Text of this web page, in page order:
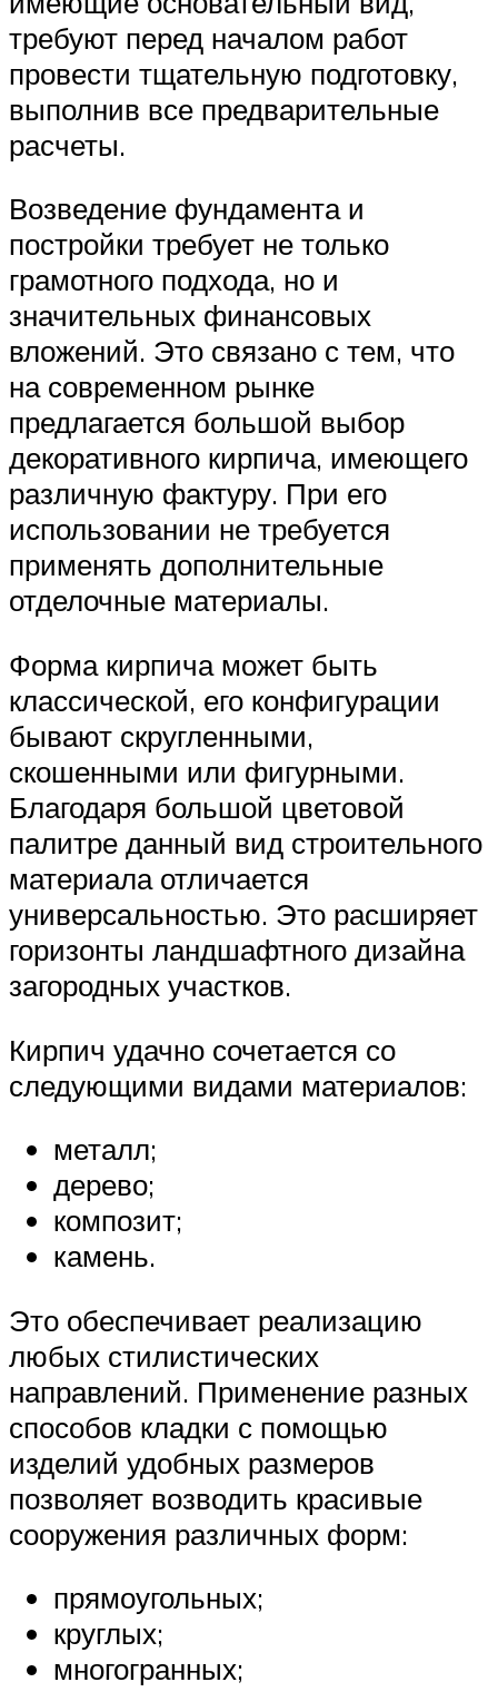
требуют перед началом работ
провести тщательную подготовку,
выполнив все предварительные
расчеты.
Возведение фундамента и
постройки требует не только
грамотного подхода, но и
значительных финансовых
вложений. Это связано с тем, что
на современном рынке
предлагается большой выбор
декоративного кирпича, имеющего
различную фактуру. При его
использовании не требуется
применять дополнительные
отделочные материалы.
Форма кирпича может быть
классической, его конфигурации
бывают скругленными,
скошенными или фигурными.
Благодаря большой цветовой
палитре данный вид строительного
материала отличается
универсальностью. Это расширяет
горизонты ландшафтного дизайна
загородных участков.
Кирпич удачно сочетается со
следующими видами материалов:
металл;
дерево;
композит;
камень.
Это обеспечивает реализацию
любых стилистических
направлений. Применение разных
способов кладки с помощью
изделий удобных размеров
позволяет возводить красивые
сооружения различных форм:
прямоугольных;
круглых;
многогранных;